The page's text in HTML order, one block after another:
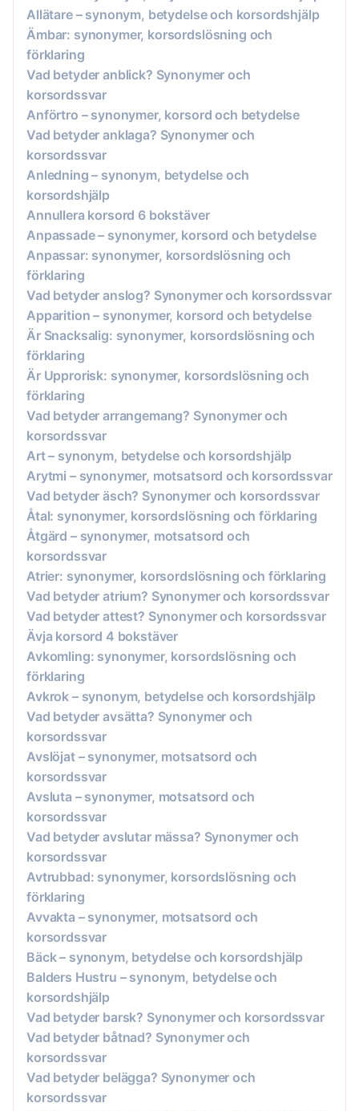
Allätare – synonym, betydelse och korsordshjälp
Ämbar: synonymer, korsordslösning och
förklaring
Vad betyder anblick? Synonymer och
korsordssvar
Anförtro – synonymer, korsord och betydelse
Vad betyder anklaga? Synonymer och
korsordssvar
Anledning – synonym, betydelse och
korsordshjälp
Annullera korsord 6 bokstäver
Anpassade – synonymer, korsord och betydelse
Anpassar: synonymer, korsordslösning och
förklaring
Vad betyder anslog? Synonymer och korsordssvar
Apparition – synonymer, korsord och betydelse
Är Snacksalig: synonymer, korsordslösning och
förklaring
Är Upprorisk: synonymer, korsordslösning och
förklaring
Vad betyder arrangemang? Synonymer och
korsordssvar
Art – synonym, betydelse och korsordshjälp
Arytmi – synonymer, motsatsord och korsordssvar
Vad betyder äsch? Synonymer och korsordssvar
Åtal: synonymer, korsordslösning och förklaring
Åtgärd – synonymer, motsatsord och
korsordssvar
Atrier: synonymer, korsordslösning och förklaring
Vad betyder atrium? Synonymer och korsordssvar
Vad betyder attest? Synonymer och korsordssvar
Ävja korsord 4 bokstäver
Avkomling: synonymer, korsordslösning och
förklaring
Avkrok – synonym, betydelse och korsordshjälp
Vad betyder avsätta? Synonymer och
korsordssvar
Avslöjat – synonymer, motsatsord och
korsordssvar
Avsluta – synonymer, motsatsord och
korsordssvar
Vad betyder avslutar mässa? Synonymer och
korsordssvar
Avtrubbad: synonymer, korsordslösning och
förklaring
Avvakta – synonymer, motsatsord och
korsordssvar
Bäck – synonym, betydelse och korsordshjälp
Balders Hustru – synonym, betydelse och
korsordshjälp
Vad betyder barsk? Synonymer och korsordssvar
Vad betyder båtnad? Synonymer och
korsordssvar
Vad betyder belägga? Synonymer och
korsordssvar